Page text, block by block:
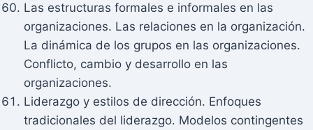
Las estructuras formales e informales en las
organizaciones. Las relaciones en la organización.
La dinámica de los grupos en las organizaciones.
Conflicto, cambio y desarrollo en las
organizaciones.
Liderazgo y estilos de dirección. Enfoques
tradicionales del liderazgo. Modelos contingentes